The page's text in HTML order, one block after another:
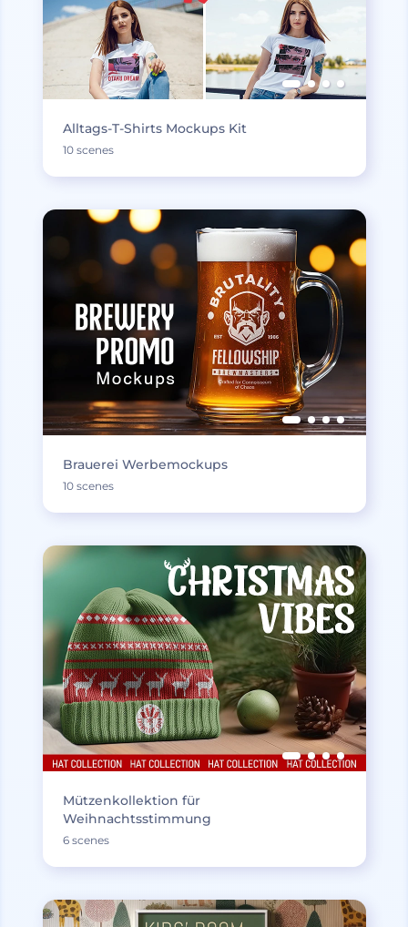
Alltags-T-Shirts Mockups Kit
10 scenes
Brauerei Werbemockups
10 scenes
Mützenkollektion für
Weihnachtsstimmung
6 scenes